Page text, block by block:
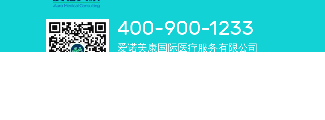
400-900-1233
爱诺美康国际医疗服务有限公司